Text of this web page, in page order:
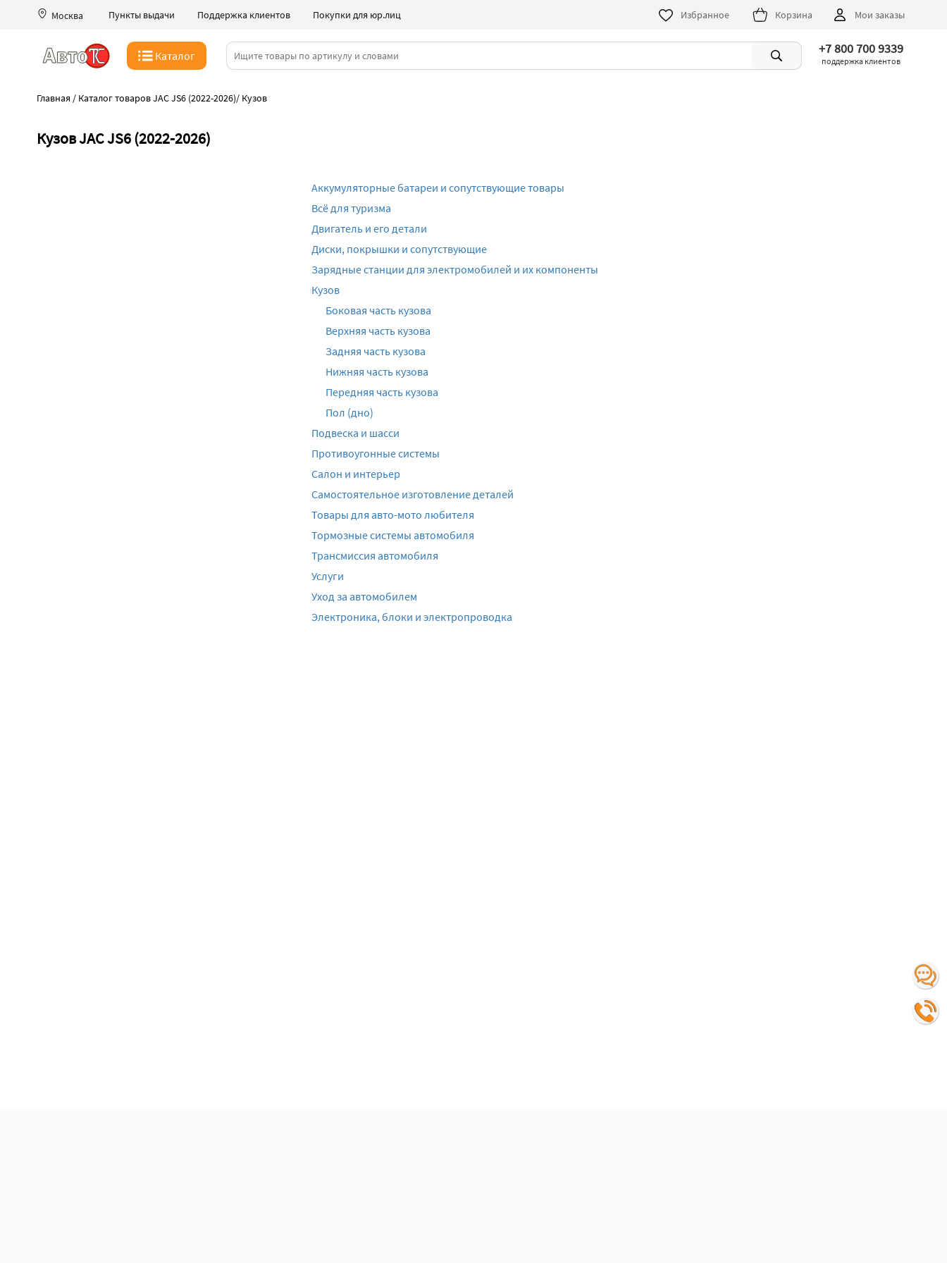
Москва Пункты выдачи Поддержка клиентов Покупки для юр.лиц Избранное Корзина Мои заказы
Каталог +7 800 700 9339
поддержка клиентов
Главная / Каталог товаров JAC JS6 (2022-2026)/ Кузов
Кузов JAC JS6 (2022-2026)
Аккумуляторные батареи и сопутствующие товары
Всё для туризма
Двигатель и его детали
Диски, покрышки и сопутствующие
Зарядные станции для электромобилей и их компоненты
Кузов
Боковая часть кузова
Верхняя часть кузова
Задняя часть кузова
Нижняя часть кузова
Передняя часть кузова
Пол (дно)
Подвеска и шасси
Противоугонные системы
Салон и интерьер
Самостоятельное изготовление деталей
Товары для авто-мото любителя
Тормозные системы автомобиля
Трансмиссия автомобиля
Услуги
Уход за автомобилем
Электроника, блоки и электропроводка